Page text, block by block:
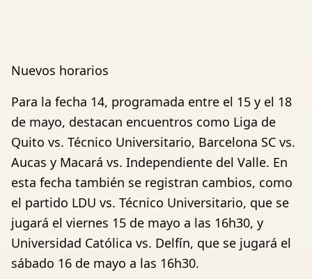
Nuevos horarios
Para la fecha 14, programada entre el 15 y el 18
de mayo, destacan encuentros como Liga de
Quito vs. Técnico Universitario, Barcelona SC vs.
Aucas y Macará vs. Independiente del Valle. En
esta fecha también se registran cambios, como
el partido LDU vs. Técnico Universitario, que se
jugará el viernes 15 de mayo a las 16h30, y
Universidad Católica vs. Delfín, que se jugará el
sábado 16 de mayo a las 16h30.